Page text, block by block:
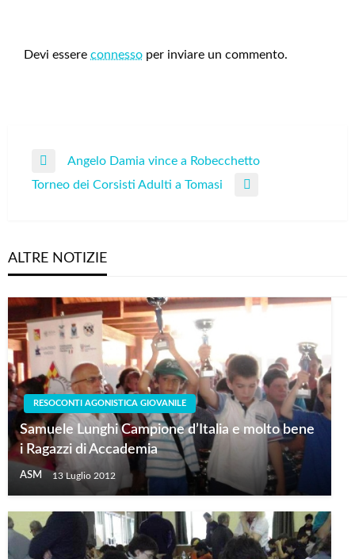
Devi essere connesso per inviare un commento.
Navigazione
articoli
Previous
Post
Angelo Damia vince a Robecchetto
Next
Torneo dei Corsisti Adulti a Tomasi
ALTRE NOTIZIE
RESOCONTI AGONISTICA GIOVANILE
Samuele Lunghi Campione d’Italia e molto bene
i Ragazzi di Accademia
ASM 13 Luglio 2012